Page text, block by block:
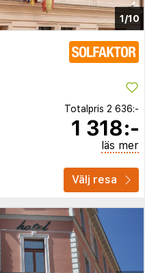
1/10
Totalpris 2 636:-
1 318:-
läs mer
Välj resa